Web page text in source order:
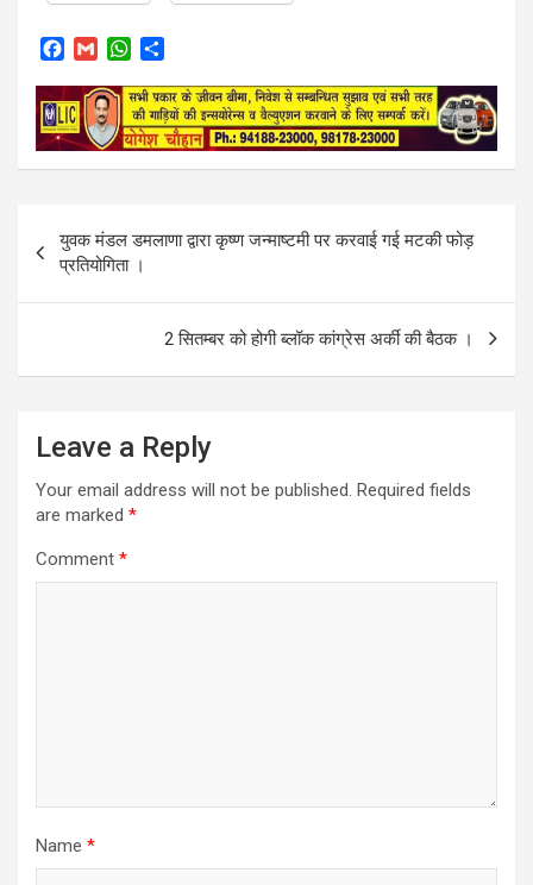
c
e
b
o
a
i
l
W
a
t
s
A
a
r
e
navigation
युवक मंडल डमलाणा द्वारा कृष्ण जन्माष्टमी पर करवाई गई मटकी फोड़
प्रतियोगिता ।
2 सितम्बर को होगी ब्लॉक कांग्रेस अर्की की बैठक ।
Leave a Reply
Your email address will not be published. Required fields
are marked *
Comment *
Name *